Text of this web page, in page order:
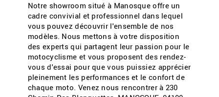
Notre showroom situé à Manosque offre un
cadre convivial et professionnel dans lequel
vous pouvez découvrir l'ensemble de nos
modèles. Nous mettons à votre disposition
des experts qui partagent leur passion pour le
motocyclisme et vous proposent des rendez-
vous d'essai pour que vous puissiez apprécier
pleinement les performances et le confort de
chaque moto. Venez nous rencontrer à 230